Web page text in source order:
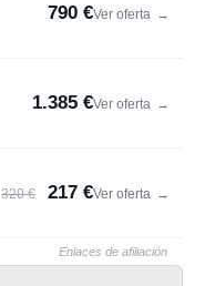
790 €Ver oferta →
1.385 €Ver oferta →
320 € 217 €Ver oferta →
Enlaces de afiliación